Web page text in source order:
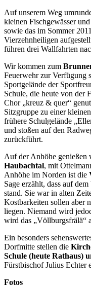
Auf unserem Weg
kleinen Fischgewässer
sowie das im Sommer
Vierzehnheiligen
führen drei Wallfahrten
Wir kommen zum
Feuerwehr zur Verfügung
Sportgelände der
Schule, die heute von der
Chor „kreuz & quer“
Sitzgruppe zu einer
frühere Schulgelände
und stoßen auf den
zurückführt.
Auf der Anhöhe
Haubachtal, mit
Anhöhe im Norden ist die
Sage erzählt, dass auf
stand. Sie war in alten
Kostbarkeiten sollen aber
liegen. Niemand wird
wird das „Völlburgsfrälä“
Ein besonders
Dorfmitte stellen die
Schule (heute Rathaus)
Fürstbischof Julius Echter
Fotos